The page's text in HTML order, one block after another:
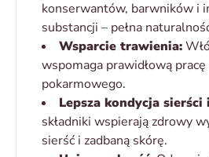
konserwantów, barwników i
substancji – pełna
Wsparcie trawienia:
wspomaga prawidłową pracę
pokarmowego.
Lepsza kondycja sierści
składniki wspierają zdrowy
sierść i zadbaną skórę.